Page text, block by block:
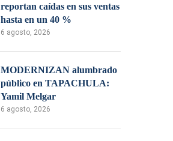
reportan caídas en sus ventas
hasta en un 40 %
6 agosto, 2026
MODERNIZAN alumbrado
público en TAPACHULA:
Yamil Melgar
6 agosto, 2026